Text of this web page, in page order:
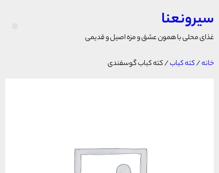
سیرونعنا
غذای محلی با همون عشق و مزه اصیل و قدیمی
خانه/کته کباب/ کته کباب گوسفندی